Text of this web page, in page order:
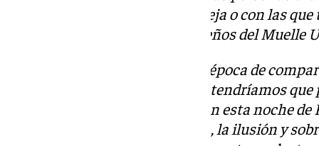
que comes las uvas en noche vieja o con las
fuisteis a ver los puestos navideños del Muelle
En resumen, la Navidad es una época de
los niños, niñas y adolescentes tendríamos
gente que nos quiere. Por esto, en esta noche
les ayudéis a tener la esperanza, la ilusión y